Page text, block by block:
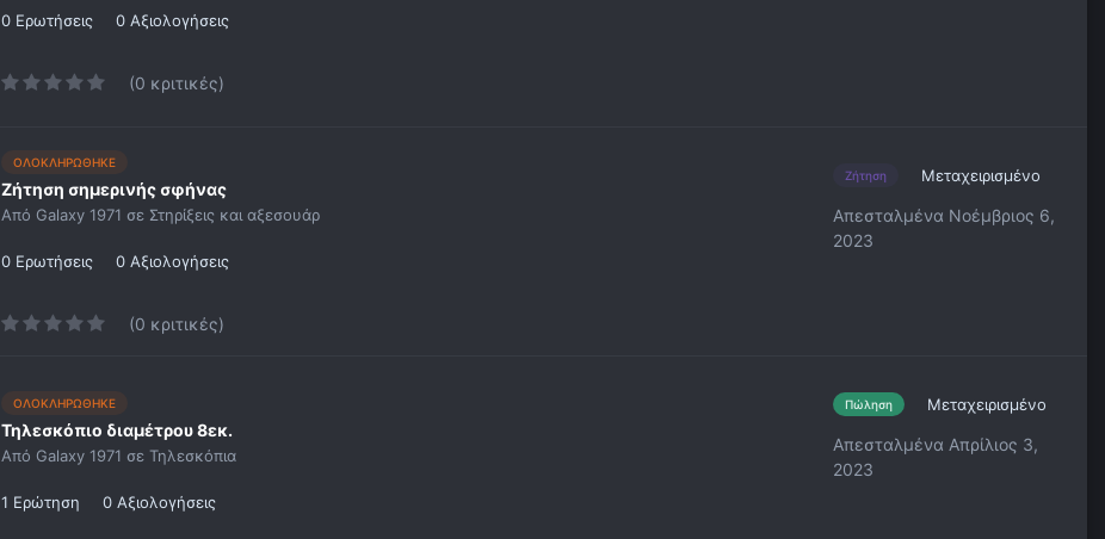
0 Ερωτήσεις 0 Αξιολογήσεις
(0 κριτικές)
ΟΛΟΚΛΗΡΩΘΗΚΕ
Ζήτηση σημερινής σφήνας
Από Galaxy 1971 σε Στηρίξεις και αξεσουάρ
0 Ερωτήσεις 0 Αξιολογήσεις
(0 κριτικές)
Ζήτηση Μεταχειρισμένο
Απεσταλμένα Νοέμβριος 6,
2023
ΟΛΟΚΛΗΡΩΘΗΚΕ
Τηλεσκόπιο διαμέτρου 8εκ.
Από Galaxy 1971 σε Τηλεσκόπια
1 Ερώτηση 0 Αξιολογήσεις
Πώληση Μεταχειρισμένο
Απεσταλμένα Απρίλιος 3,
2023